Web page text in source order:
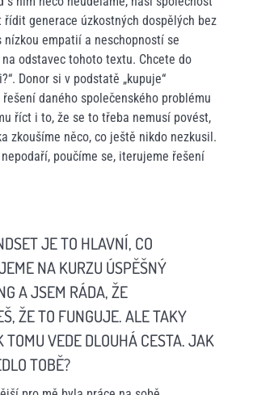
řídit generace úzkostných dospělých bez
nízkou empatií a neschopností se
odstavec tohoto textu. Chcete do
Donor si v podstatě „kupuje“
daného společenského problému
říct i to, že se to třeba nemusí povést,
zkoušíme něco, co ještě nikdo nezkusil.
poučíme se, iterujeme řešení
JE TO HLAVNÍ, CO
NA KURZU ÚSPĚŠNÝ
A JSEM RÁDA, ŽE
ŽE TO FUNGUJE. ALE TAKY
TOMU VEDE DLOUHÁ CESTA. JAK
TOBĚ?